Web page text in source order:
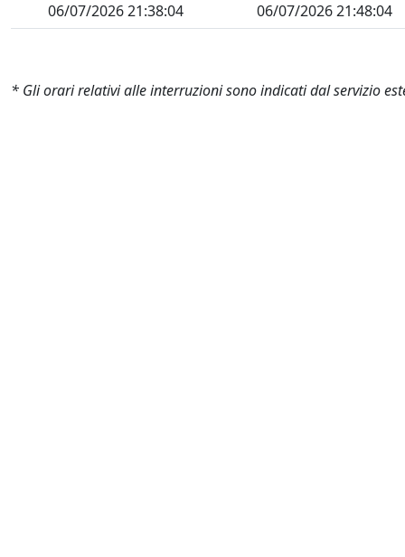
06/07/2026 21:38:04
06/07/2026 21:48:04
* Gli orari relativi alle interruzioni sono indicati dal servizio